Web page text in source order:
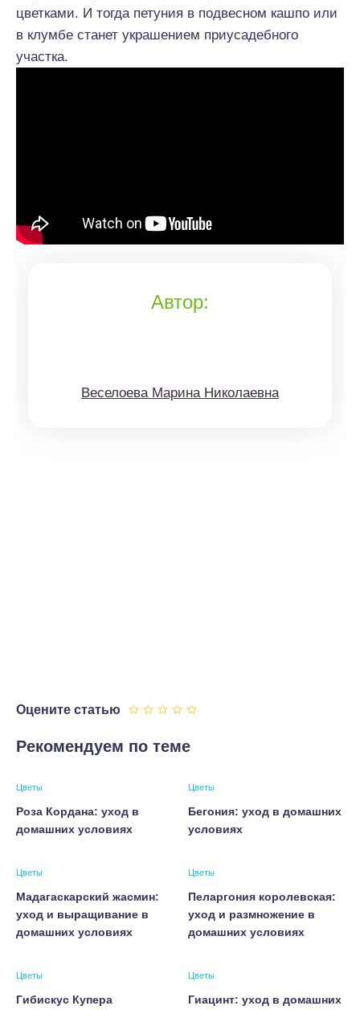
цветками. И тогда петуния в подвесном кашпо или
в клумбе станет украшением приусадебного
участка.
Автор:
Веселоева Марина Николаевна
Оцените статью
Рекомендуем по теме
Цветы
Роза Кордана: уход в
домашних условиях
Цветы
Бегония: уход в домашних
условиях
Цветы
Мадагаскарский жасмин:
уход и выращивание в
домашних условиях
Цветы
Пеларгония королевская:
уход и размножение в
домашних условиях
Цветы
Гибискус Купера
Цветы
Гиацинт: уход в домашних